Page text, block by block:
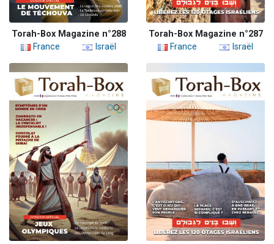
Torah-Box Magazine n°288
France
Israël
Torah-Box Magazine n°287
France
Israël